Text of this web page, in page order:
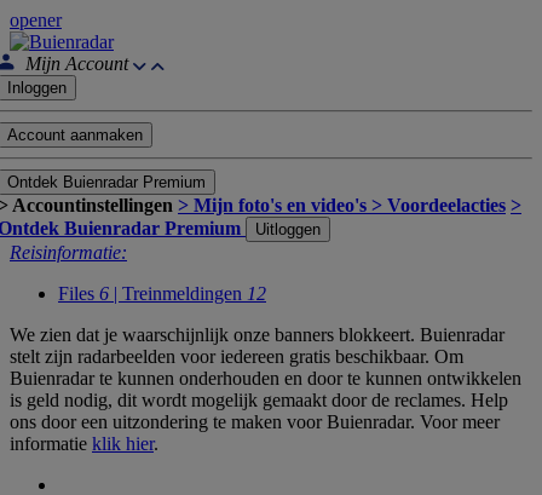
opener
Mijn Account
Inloggen
Account aanmaken
Ontdek Buienradar Premium
Accountinstellingen > Mijn foto's en video's > Voordeelacties >
Buienradar Premium
Uitloggen
Reisinformatie:
Files 6 | Treinmeldingen 12
We zien dat je waarschijnlijk onze banners blokkeert. Buienradar
stelt zijn radarbeelden voor iedereen gratis beschikbaar. Om
Buienradar te kunnen onderhouden en door te kunnen ontwikkelen
is geld nodig, dit wordt mogelijk gemaakt door de reclames. Help
ons door een uitzondering te maken voor Buienradar. Voor meer
informatie klik hier.